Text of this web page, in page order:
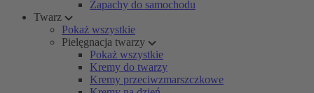
Zapachy do samochodu
Twarz
Pokaż wszystkie
Pielęgnacja twarzy
Pokaż wszystkie
Kremy do twarzy
Kremy przeciwzmarszczkowe